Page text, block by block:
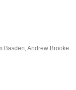
Basden ,Andrew Brooke